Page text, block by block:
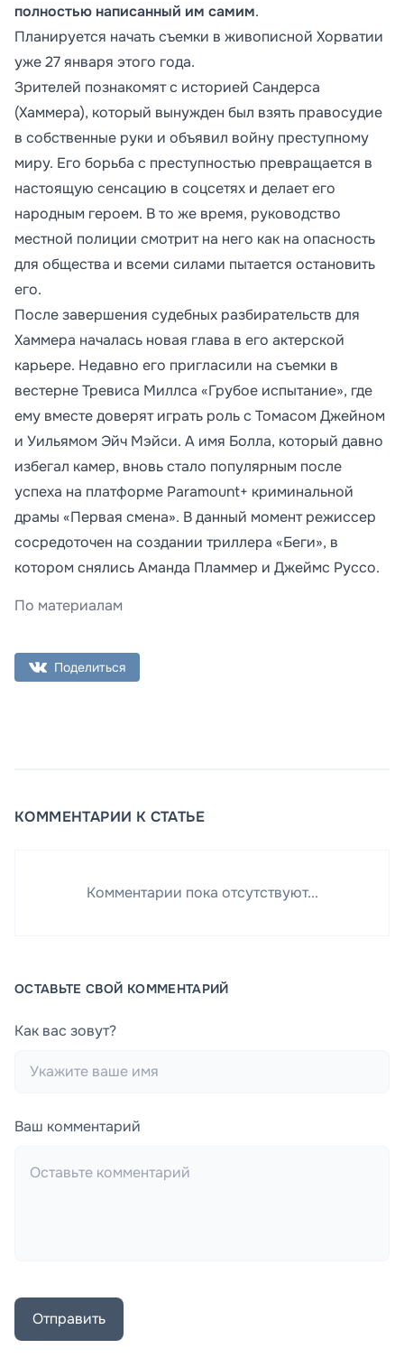
полностью написанный им самим.
Планируется начать съемки в живописной Хорватии
уже 27 января этого года.
Зрителей познакомят с историей Сандерса
(Хаммера), который вынужден был взять правосудие
в собственные руки и объявил войну преступному
миру. Его борьба с преступностью превращается в
настоящую сенсацию в соцсетях и делает его
народным героем. В то же время, руководство
местной полиции смотрит на него как на опасность
для общества и всеми силами пытается остановить
его.
После завершения судебных разбирательств для
Хаммера началась новая глава в его актерской
карьере. Недавно его пригласили на съемки в
вестерне Тревиса Миллса «Грубое испытание», где
ему вместе доверят играть роль с Томасом Джейном
и Уильямом Эйч Мэйси. А имя Болла, который давно
избегал камер, вновь стало популярным после
успеха на платформе Paramount+ криминальной
драмы «Первая смена». В данный момент режиссер
сосредоточен на создании триллера «Беги», в
котором снялись Аманда Пламмер и Джеймс Руссо.
По материалам
Поделиться
КОММЕНТАРИИ К СТАТЬЕ
Комментарии пока отсутствуют...
ОСТАВЬТЕ СВОЙ КОММЕНТАРИЙ
Как вас зовут?
Ваш комментарий
Отправить